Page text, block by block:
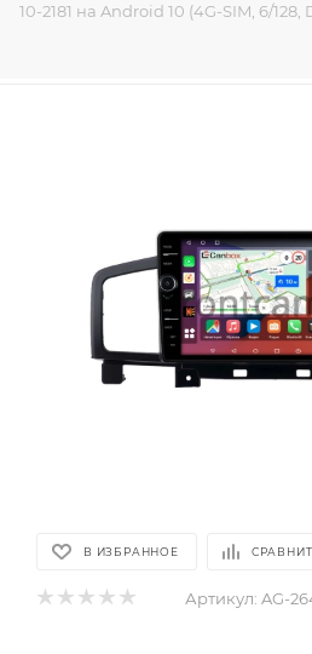
10-2181 на Android 10 (4G-SIM, 6/128,
В ИЗБРАННОЕ
Артикул: AG-